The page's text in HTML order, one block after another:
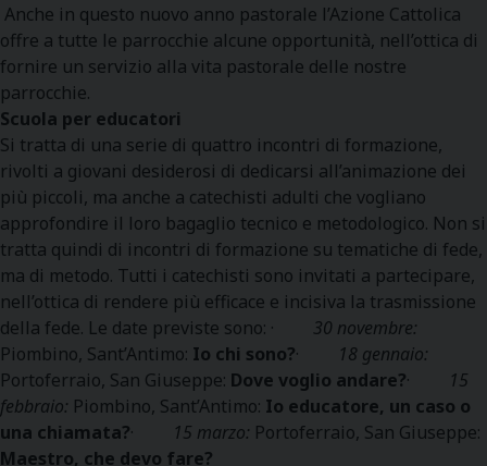
Anche in questo nuovo anno pastorale l’Azione Cattolica
offre a tutte le parrocchie alcune opportunità, nell’ottica di
fornire un servizio alla vita pastorale delle nostre
parrocchie.
Scuola per educatori
Si tratta di una serie di quattro incontri di formazione,
rivolti a giovani desiderosi di dedicarsi all’animazione dei
più piccoli, ma anche a catechisti adulti che vogliano
approfondire il loro bagaglio tecnico e metodologico. Non si
tratta quindi di incontri di formazione su tematiche di fede,
ma di metodo. Tutti i catechisti sono invitati a partecipare,
nell’ottica di rendere più efficace e incisiva la trasmissione
della fede. Le date previste sono: · 30 novembre:
Piombino, Sant’Antimo: Io chi sono?·
18 gennaio:
Portoferraio, San Giuseppe: Dove voglio andare?·
15
febbraio: Piombino, Sant’Antimo: Io educatore, un caso o
una chiamata?· 15 marzo: Portoferraio, San Giuseppe:
Maestro, che devo fare?